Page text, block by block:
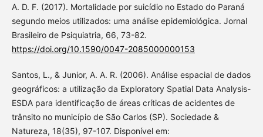
A. D. F. (2017). Mortalidade por suicídio no Estado do Paraná
segundo meios utilizados: uma análise epidemiológica. Jornal
Brasileiro de Psiquiatria, 66, 73-82.
https://doi.org/10.1590/0047-2085000000153
Santos, L., & Junior, A. A. R. (2006). Análise espacial de dados
geográficos: a utilização da Exploratory Spatial Data Analysis-
ESDA para identificação de áreas críticas de acidentes de
trânsito no município de São Carlos (SP). Sociedade &
Natureza, 18(35), 97-107. Disponível em: